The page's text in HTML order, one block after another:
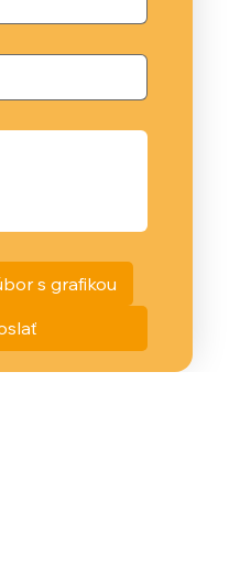
s grafikou